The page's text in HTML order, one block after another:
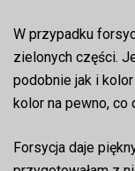
W przypadku
zielonych części.
podobnie jak i
kolor na pewno, co
Forsycja daje